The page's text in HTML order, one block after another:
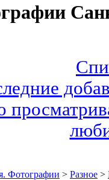
Фотографии > Разное >